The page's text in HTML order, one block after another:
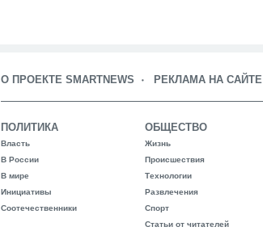
О ПРОЕКТЕ SMARTNEWS РЕКЛАМА НА САЙТЕ
ПОЛИТИКА
Власть
В России
В мире
Инициативы
Соотечественники
ОБЩЕСТВО
Жизнь
Происшествия
Технологии
Развлечения
Спорт
Статьи от читателей